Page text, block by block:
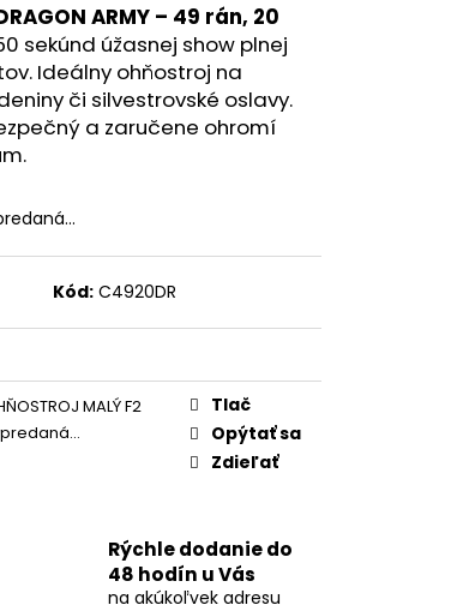
ARMY – 49 rán, 20
sekúnd úžasnej show plnej
Ideálny ohňostroj na
či silvestrovské oslavy.
a zaručene ohromí
Kód: C4920DR
MALÝ F2
Tlač
Opýtať sa
Zdieľať
Rýchle dodanie do
48 hodín u Vás
na akúkoľvek adresu
Nasledujúce